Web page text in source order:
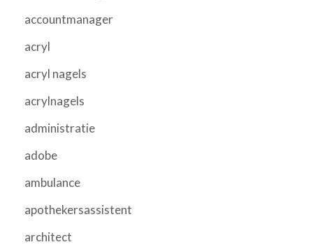
accountmanager
acryl
acryl nagels
acrylnagels
administratie
adobe
ambulance
apothekersassistent
architect